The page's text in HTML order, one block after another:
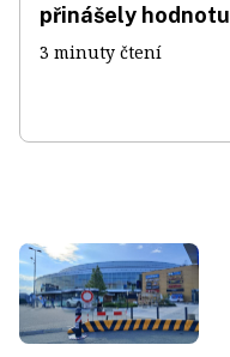
přinášely hodnotu
3 minuty čtení